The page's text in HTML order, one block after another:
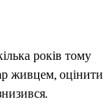
років тому
живцем, оцінити